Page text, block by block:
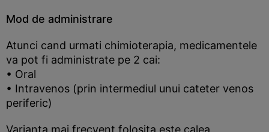
Mod de administrare
Atunci cand urmati chimioterapia, medicamentele
va pot fi administrate pe 2 cai:
• Oral
• Intravenos (prin intermediul unui cateter venos
periferic)